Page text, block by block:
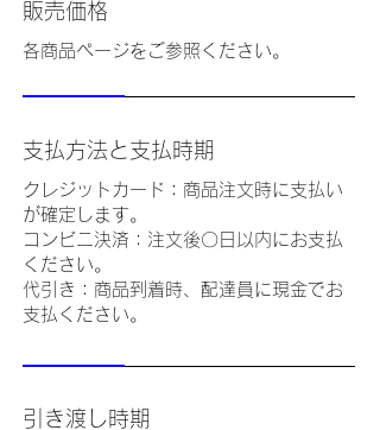
販売価格
各商品ページをご参照ください。
支払方法と支払時期
クレジットカード：商品注文時に支払い
が確定します。
コンビニ決済：注文後〇日以内にお支払
ください。
代引き：商品到着時、配達員に現金でお
支払ください。
引き渡し時期